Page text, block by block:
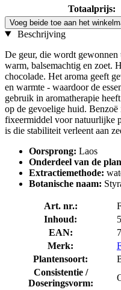
Totaalprijs:
Voeg beide toe aan het
Beschrijving
De geur, die wordt gewonnen
warm, balsemachtig en zoet.
chocolade. Het aroma geeft
en warmte - waardoor de
gebruik in aromatherapie
op de gevoelige huid.
fixeermiddel voor natuurlijke
is die stabiliteit verleent aan
Oorsprong: Laos
Onderdeel van de
Extractiemethode:
Botanische naam:
Art. nr.:
Inhoud:
EAN:
Merk:
Plantensoort:
Consistentie /
Doseringsvorm: